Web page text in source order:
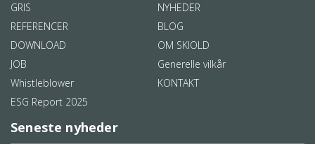
GRIS
NYHEDER
REFERENCER
BLOG
DOWNLOAD
OM SKIOLD
JOB
Generelle vilkår
Whistleblower
KONTAKT
ESG Report 2025
Seneste nyheder